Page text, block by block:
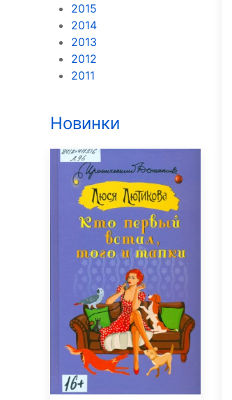
2015
2014
2013
2012
2011
Новинки